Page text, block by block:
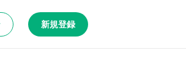
新規登録